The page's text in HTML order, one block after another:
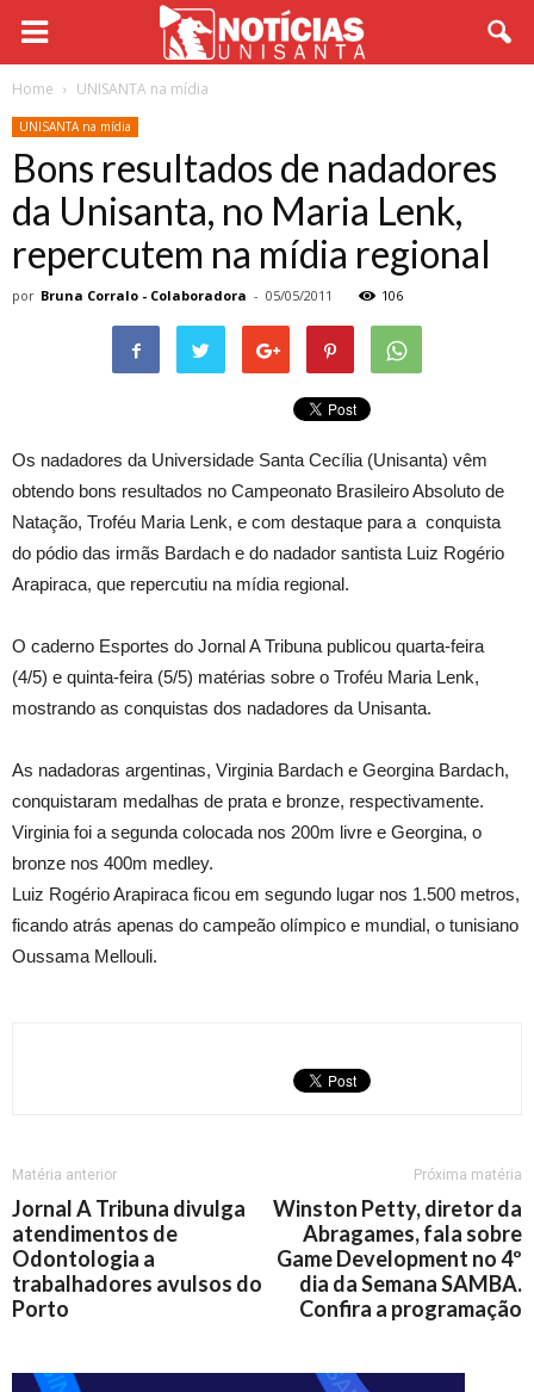
Home UNISANTA na mídia
UNISANTA na mídia
Bons resultados de nadadores
da Unisanta, no Maria Lenk,
repercutem na mídia regional
por Bruna Corralo - Colaboradora - 05/05/2011 106
Os nadadores da Universidade Santa Cecília (Unisanta) vêm
obtendo bons resultados no Campeonato Brasileiro Absoluto de
Natação, Troféu Maria Lenk, e com destaque para a conquista
do pódio das irmãs Bardach e do nadador santista Luiz Rogério
Arapiraca, que repercutiu na mídia regional.
O caderno Esportes do Jornal A Tribuna publicou quarta-feira
(4/5) e quinta-feira (5/5) matérias sobre o Troféu Maria Lenk,
mostrando as conquistas dos nadadores da Unisanta.
As nadadoras argentinas, Virginia Bardach e Georgina Bardach,
conquistaram medalhas de prata e bronze, respectivamente.
Virginia foi a segunda colocada nos 200m livre e Georgina, o
bronze nos 400m medley.
Luiz Rogério Arapiraca ficou em segundo lugar nos 1.500 metros,
ficando atrás apenas do campeão olímpico e mundial, o tunisiano
Oussama Mellouli.
Matéria anterior
Jornal A Tribuna divulga
atendimentos de
Odontologia a
trabalhadores avulsos do
Porto
Próxima matéria
Winston Petty, diretor da
Abragames, fala sobre
Game Development no 4º
dia da Semana SAMBA.
Confira a programação